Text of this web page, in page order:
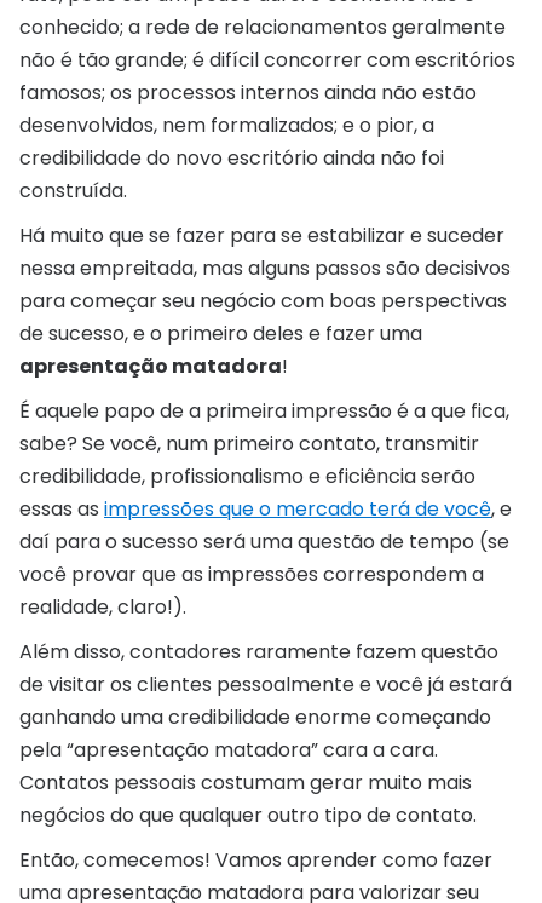
conhecido; a rede de relacionamentos geralmente
não é tão grande; é difícil concorrer com escritórios
famosos; os processos internos ainda não estão
desenvolvidos, nem formalizados; e o pior, a
credibilidade do novo escritório ainda não foi
construída.
Há muito que se fazer para se estabilizar e suceder
nessa empreitada, mas alguns passos são decisivos
para começar seu negócio com boas perspectivas
de sucesso, e o primeiro deles e fazer uma
apresentação matadora!
É aquele papo de a primeira impressão é a que fica,
sabe? Se você, num primeiro contato, transmitir
credibilidade, profissionalismo e eficiência serão
essas as impressões que o mercado terá de você, e
daí para o sucesso será uma questão de tempo (se
você provar que as impressões correspondem a
realidade, claro!).
Além disso, contadores raramente fazem questão
de visitar os clientes pessoalmente e você já estará
ganhando uma credibilidade enorme começando
pela “apresentação matadora” cara a cara.
Contatos pessoais costumam gerar muito mais
negócios do que qualquer outro tipo de contato.
Então, comecemos! Vamos aprender como fazer
uma apresentação matadora para valorizar seu